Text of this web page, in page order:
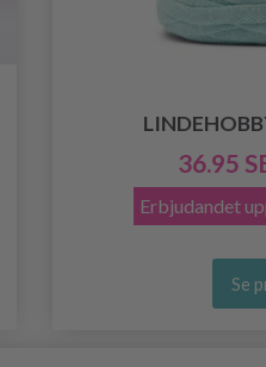
36.95
Erbjudandet
Se